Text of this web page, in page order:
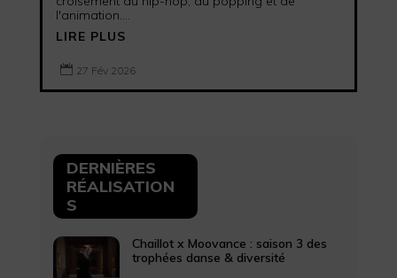
l'animation....
LIRE PLUS
 27 Fév 2026
DERNIÈRES
RÉALISATION
S
Chaillot x Moovance : saison 3 des
trophées danse & diversité